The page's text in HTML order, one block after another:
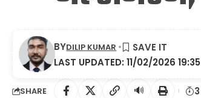
LAST UPDATED: 11/02/2026 19:35
BYDILIP KUMAR
SHARE 🔊